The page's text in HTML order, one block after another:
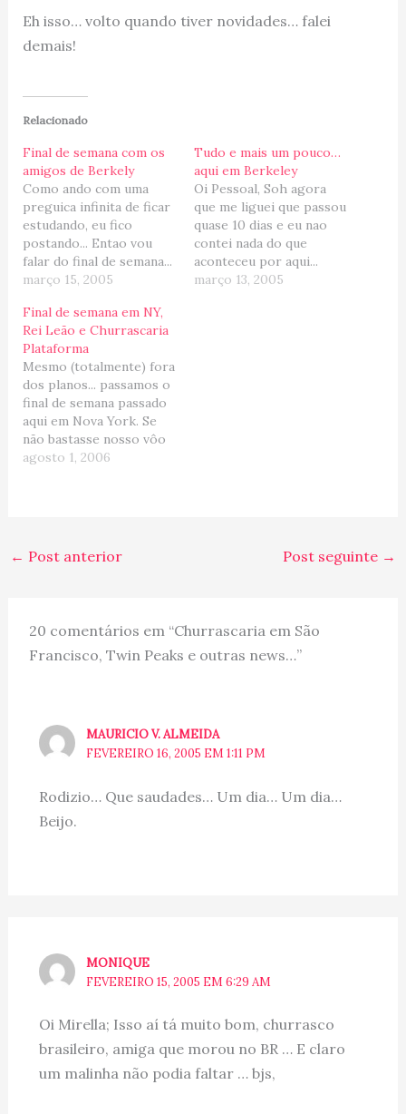
Eh isso… volto quando tiver novidades… falei
demais!
Relacionado
Final de semana com os
amigos de Berkely
Como ando com uma
preguica infinita de ficar
estudando, eu fico
postando... Entao vou
falar do final de semana...
Jah tinha falado da
Mas ficou faltando as
fotinhos, entao seguem
duas delas: Eu, Kiko,
Rodrigo, Jaime e Hugo
(Holanda)... no
restaurante Steps of
Rome Essa foto…
março 15, 2005
Tudo e mais um pouco…
aqui em Berkeley
Oi Pessoal, Soh agora
que me liguei que passou
quase 10 dias e eu nao
contei nada do que
aconteceu por aqui...
pessimo... jah fui uma
março 13, 2005
Final de semana em NY,
Rei Leão e Churrascaria
Plataforma
Mesmo (totalmente) fora
dos planos... passamos o
final de semana passado
aqui em Nova York. Se
não bastasse nosso vôo
ser cancelado na quinta...
alguma forma curtir o
final de semana... E foi
agosto 1, 2006
← Post anterior Post seguinte →
20 comentários em “Churrascaria em São
Francisco, Twin Peaks e outras news…”
MAURICIO V. ALMEIDA
FEVEREIRO 16, 2005 EM 1:11 PM
Rodizio… Que saudades… Um dia… Um dia…
Beijo.
MONIQUE
FEVEREIRO 15, 2005 EM 6:29 AM
Oi Mirella; Isso aí tá muito bom, churrasco
brasileiro, amiga que morou no BR … E claro
um malinha não podia faltar … bjs,